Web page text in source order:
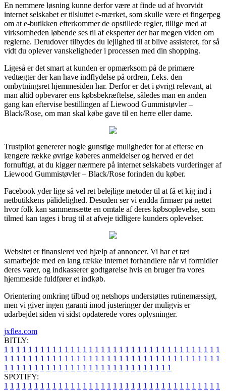
En nemmere løsning kunne derfor være at finde ud af hvorvidt
internet selskabet er tilsluttet e-mærket, som skulle være et fingerpeg
om at e-butikken efterkommer de opstillede regler, tillige med at
virksomheden løbende ses til af eksperter der har megen viden om
reglerne. Derudover tilbydes du lejlighed til at blive assisteret, for så
vidt du oplever vanskeligheder i processen med din shopping.
Ligeså er det smart at kunden er opmærksom på de primære
vedtægter der kan have indflydelse på ordren, f.eks. den
ombytningsret hjemmesiden har. Derfor er det i øvrigt relevant, at
man altid opbevarer ens købsbekræftelse, således man en anden
gang kan eftervise bestillingen af Liewood Gummistøvler –
Black/Rose, om man skal købe gave til en herre eller dame.
Trustpilot genererer nogle gunstige muligheder for at efterse en
længere række øvrige køberes anmeldelser og herved er det
fornuftigt, at du kigger nærmere på internet selskabets vurderinger af
Liewood Gummistøvler – Black/Rose forinden du køber.
Facebook yder lige så vel ret belejlige metoder til at få et kig ind i
netbutikkens pålidelighed. Desuden ser vi endda firmaer på nettet
hvor folk kan sammensætte en omtale af deres købsoplevelse, som
tilmed kan tages i brug til at afveje tidligere kunders oplevelser.
Websitet er finansieret ved hjælp af annoncer. Vi har et tæt
samarbejde med en lang række internet forhandlere når vi formidler
deres varer, og indkasserer godtgørelse hvis en bruger fra vores
hjemmeside fuldfører et indkøb.
Orientering omkring tilbud og netshops understøttes rutinemæssigt,
men vi giver ingen garanti imod justeringer der muligvis er
udarbejdet siden vi sidst opdaterede vores oplysninger.
jxflea.com
BITLY:
1 1 1 1 1 1 1 1 1 1 1 1 1 1 1 1 1 1 1 1 1 1 1 1 1 1 1 1 1 1 1 1 1 1 1 1
1 1 1 1 1 1 1 1 1 1 1 1 1 1 1 1 1 1 1 1 1 1 1 1 1 1 1 1 1 1 1 1 1 1 1 1
1 1 1 1 1 1 1 1 1 1 1 1 1 1 1 1 1 1 1 1 1 1 1 1 1 1 1 1
SPOTIFY:
1 1 1 1 1 1 1 1 1 1 1 1 1 1 1 1 1 1 1 1 1 1 1 1 1 1 1 1 1 1 1 1 1 1 1 1